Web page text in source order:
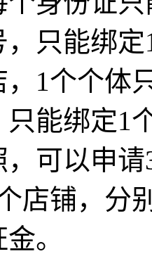
只能绑
1个个体
能绑定1
可以申
店铺，分
。